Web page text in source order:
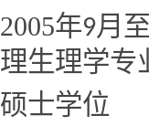
2005年9月
理生理学专
硕士学位